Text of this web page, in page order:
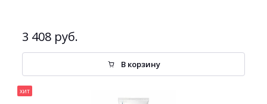
3 408 руб.
В корзину
хит